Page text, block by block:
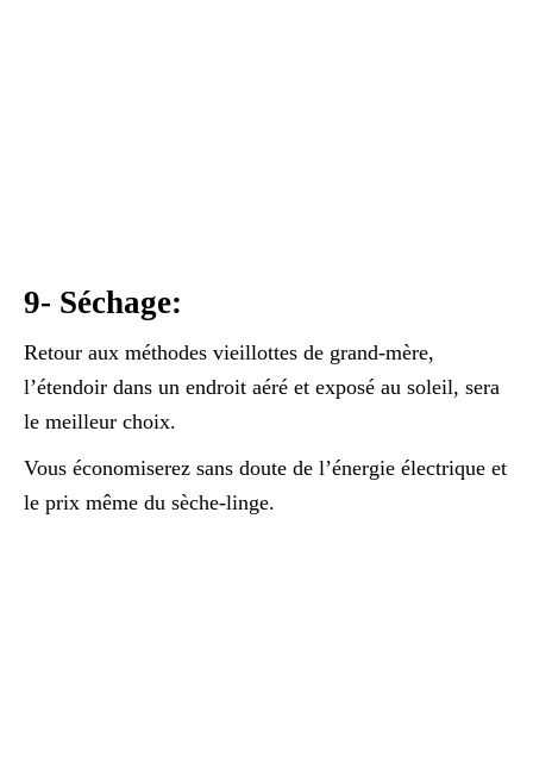
9- Séchage:
Retour aux méthodes vieillottes de grand-mère,
l’étendoir dans un endroit aéré et exposé au soleil, sera
le meilleur choix.
Vous économiserez sans doute de l’énergie électrique et
le prix même du sèche-linge.